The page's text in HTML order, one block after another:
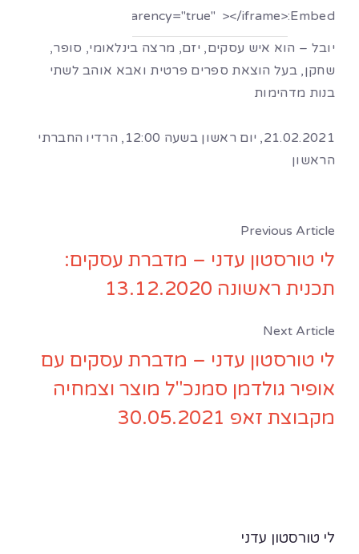
Embed:
יובל – הוא איש עסקים, יזם, מרצה בינלאומי, סופר,
שחקן, בעל הוצאת ספרים פרטית ואבא אוהב לשתי
בנות מדהימות
21.02.2021, יום ראשון בשעה 12:00, הרדיו החברתי
הראשון
Previous Article
לי טורסטון עדני – מדברת עסקים:
תכנית ראשונה 13.12.2020
Next Article
לי טורסטון עדני – מדברת עסקים עם
אופיר גולדמן סמנכ"ל מוצר וצמחיה
מקבוצת זאפ 30.05.2021
לי טורסטון עדני